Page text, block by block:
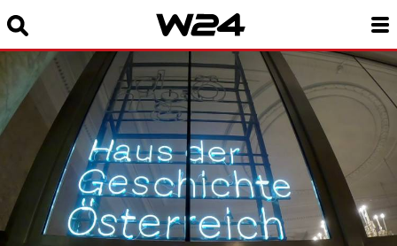
News
24 Stunden Wien
Sendungen A-Z
Programm
Suchbegriff eingeben: